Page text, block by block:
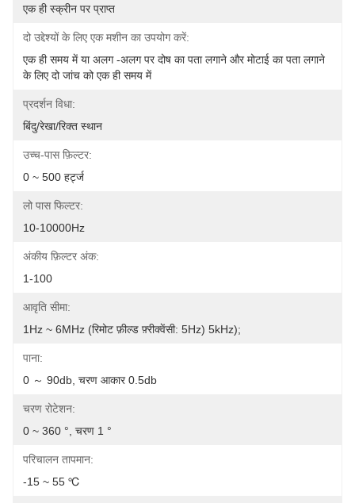
एक ही स्क्रीन पर प्राप्त
दो उद्देश्यों के लिए एक मशीन का उपयोग करें:
एक ही समय में या अलग -अलग पर दोष का पता लगाने और मोटाई का पता लगाने
के लिए दो जांच को एक ही समय में
प्रदर्शन विधा:
बिंदु/रेखा/रिक्त स्थान
उच्च-पास फ़िल्टर:
0 ~ 500 हर्ट्ज
लो पास फिल्टर:
10-10000Hz
अंकीय फ़िल्टर अंक:
1-100
आवृति सीमा:
1Hz ~ 6MHz (रिमोट फ़ील्ड फ़्रीक्वेंसी: 5Hz) 5kHz);
पाना:
0 ～ 90db, चरण आकार 0.5db
चरण रोटेशन:
0 ~ 360 °, चरण 1 °
परिचालन तापमान:
-15 ~ 55 ℃